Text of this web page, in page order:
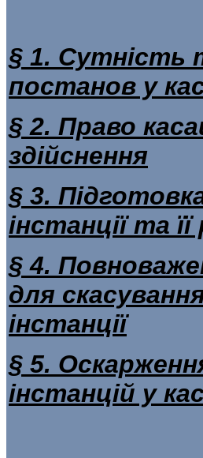
§ 1. Сутність
постанов у
§ 2. Право
здійснення
§ 3.
інстанції та
§ 4.
для
інстанції
§ 5.
інстанцій у